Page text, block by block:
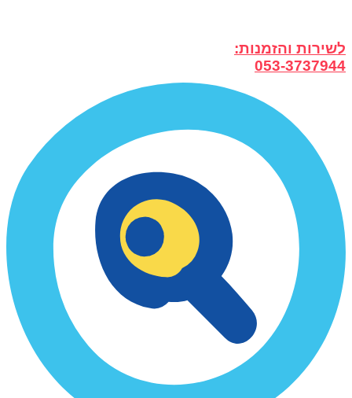
לשירות והזמנות:
053-3737944